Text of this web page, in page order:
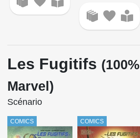
Les Fugitifs (100%
Marvel)
Scénario
COMICS COMICS